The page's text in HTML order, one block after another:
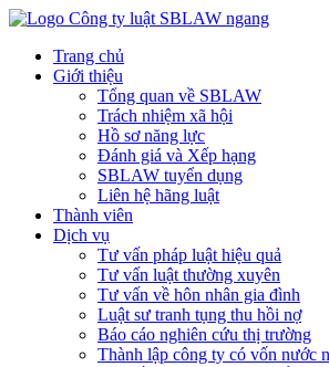
Trang chủ
Giới thiệu
Tổng quan về SBLAW
Trách nhiệm xã hội
Hồ sơ năng lực
Đánh giá và Xếp hạng
SBLAW tuyển dụng
Liên hệ hãng luật
Thành viên
Dịch vụ
Tư vấn pháp luật hiệu quả
Tư vấn luật thường xuyên
Tư vấn về hôn nhân gia đình
Luật sư tranh tụng thu hồi nợ
Báo cáo nghiên cứu thị trường
Thành lập công ty có vốn nước